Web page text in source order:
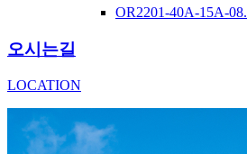
OR2201-40A-15A-08.
오시는길
LOCATION